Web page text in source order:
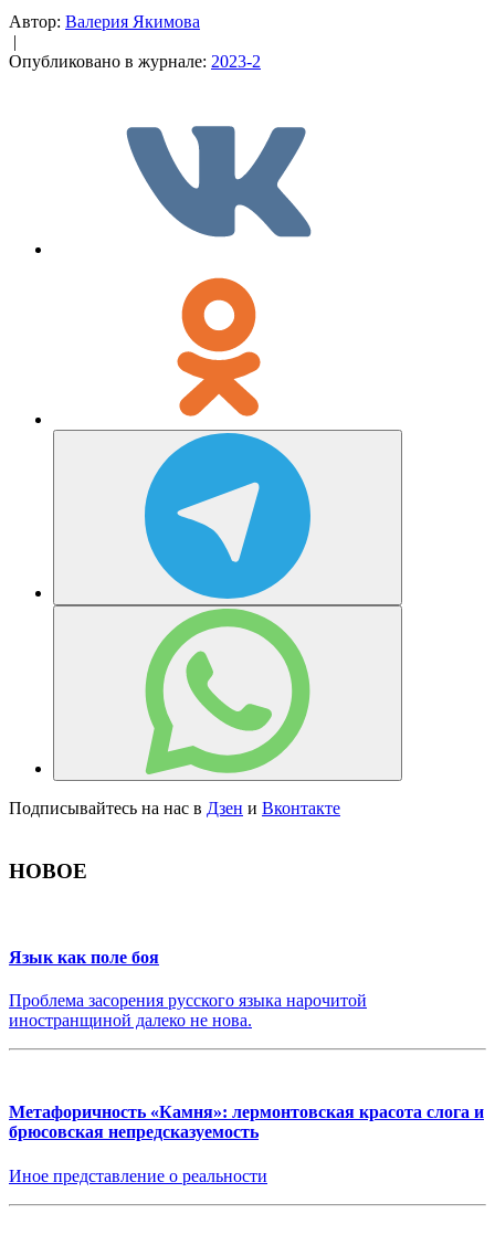
Автор: Валерия Якимова
|
Опубликовано в журнале: 2023-2
Подписывайтесь на нас в Дзен и Вконтакте
НОВОЕ
Язык как поле боя
Проблема засорения русского языка нарочитой
иностранщиной далеко не нова.
Метафоричность «Камня»: лермонтовская красота слога и
брюсовская непредсказуемость
Иное представление о реальности